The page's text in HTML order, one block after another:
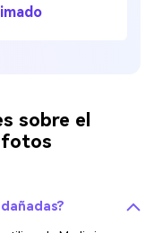
sobre el
fotos